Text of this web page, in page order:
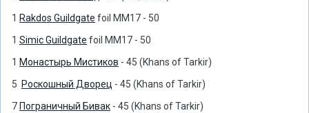
1 Rakdos Guildgate foil MM17 - 50
1 Simic Guildgate foil MM17 - 50
1 Монастырь Мистиков - 45 (Khans of Tarkir)
5 Роскошный Дворец - 45 (Khans of Tarkir)
7 Пограничный Бивак - 45 (Khans of Tarkir)